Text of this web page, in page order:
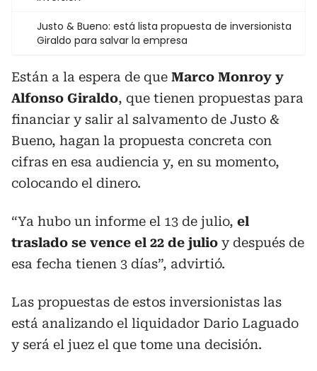
Justo & Bueno: está lista propuesta de inversionista
Giraldo para salvar la empresa
Están a la espera de que Marco Monroy y
Alfonso Giraldo, que tienen propuestas para
financiar y salir al salvamento de Justo &
Bueno, hagan la propuesta concreta con
cifras en esa audiencia y, en su momento,
colocando el dinero.
“Ya hubo un informe el 13 de julio, el
traslado se vence el 22 de julio y después de
esa fecha tienen 3 días”, advirtió.
Las propuestas de estos inversionistas las
está analizando el liquidador Dario Laguado
y será el juez el que tome una decisión.